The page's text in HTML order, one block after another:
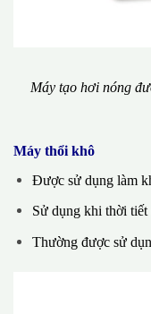
Máy tạo hơi nóng
Máy thổi khô
Được sử dụng làm
Sử dụng khi thời tiết
Thường được sử